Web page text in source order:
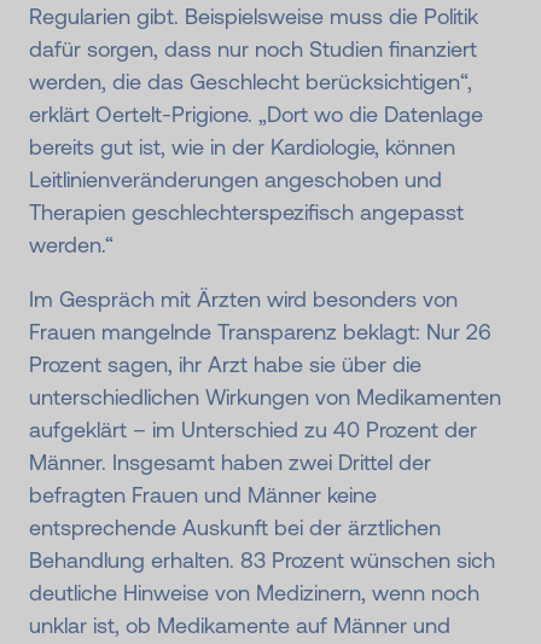
Regularien gibt. Beispielsweise muss die Politik
dafür sorgen, dass nur noch Studien finanziert
werden, die das Geschlecht berücksichtigen“,
erklärt Oertelt-Prigione. „Dort wo die Datenlage
bereits gut ist, wie in der Kardiologie, können
Leitlinienveränderungen angeschoben und
Therapien geschlechterspezifisch angepasst
werden.“
Im Gespräch mit Ärzten wird besonders von
Frauen mangelnde Transparenz beklagt: Nur 26
Prozent sagen, ihr Arzt habe sie über die
unterschiedlichen Wirkungen von Medikamenten
aufgeklärt – im Unterschied zu 40 Prozent der
Männer. Insgesamt haben zwei Drittel der
befragten Frauen und Männer keine
entsprechende Auskunft bei der ärztlichen
Behandlung erhalten. 83 Prozent wünschen sich
deutliche Hinweise von Medizinern, wenn noch
unklar ist, ob Medikamente auf Männer und